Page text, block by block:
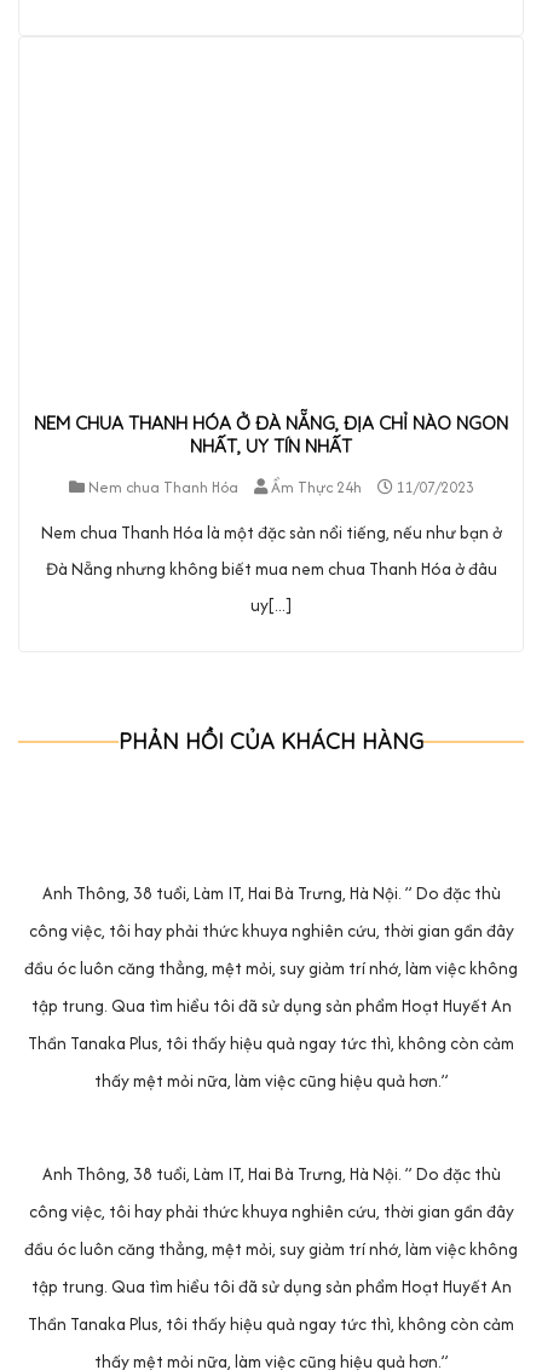
NEM CHUA THANH HÓA Ở ĐÀ NẴNG, ĐỊA CHỈ NÀO NGON
NHẤT, UY TÍN NHẤT
Nem chua Thanh Hóa
Ẩm Thực 24h 11/07/2023
Nem chua Thanh Hóa là một đặc sản nổi tiếng, nếu như bạn ở
Đà Nẵng nhưng không biết mua nem chua Thanh Hóa ở đâu
uy[...]
PHẢN HỒI CỦA KHÁCH HÀNG
Anh Thông, 38 tuổi, Làm IT, Hai Bà Trưng, Hà Nội. ” Do đặc thù
công việc, tôi hay phải thức khuya nghiên cứu, thời gian gần đây
đầu óc luôn căng thẳng, mệt mỏi, suy giảm trí nhớ, làm việc không
tập trung. Qua tìm hiểu tôi đã sử dụng sản phẩm Hoạt Huyết An
Thần Tanaka Plus, tôi thấy hiệu quả ngay tức thì, không còn cảm
thấy mệt mỏi nữa, làm việc cũng hiệu quả hơn.”
Anh Thông, 38 tuổi, Làm IT, Hai Bà Trưng, Hà Nội. ” Do đặc thù
công việc, tôi hay phải thức khuya nghiên cứu, thời gian gần đây
đầu óc luôn căng thẳng, mệt mỏi, suy giảm trí nhớ, làm việc không
tập trung. Qua tìm hiểu tôi đã sử dụng sản phẩm Hoạt Huyết An
Thần Tanaka Plus, tôi thấy hiệu quả ngay tức thì, không còn cảm
thấy mệt mỏi nữa, làm việc cũng hiệu quả hơn.”